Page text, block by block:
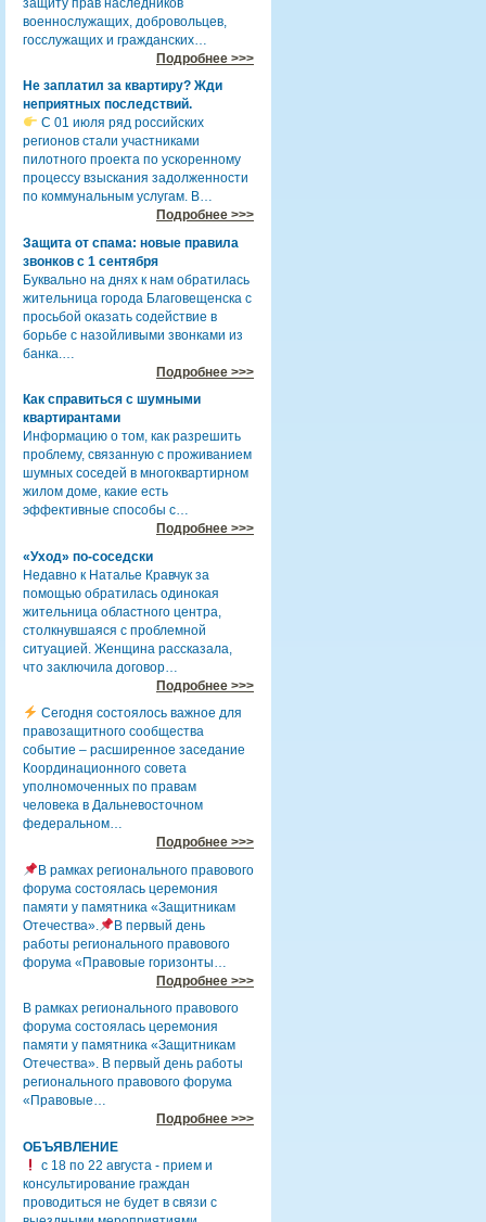
военнослужащих, добровольцев,
госслужащих и гражданских…
Подробнее >>>
Не заплатил за квартиру? Жди
неприятных последствий.
С 01 июля ряд российских
регионов стали участниками
пилотного проекта по ускоренному
процессу взыскания задолженности
по коммунальным услугам. В…
Подробнее >>>
Защита от спама: новые правила
звонков с 1 сентября
Буквально на днях к нам обратилась
жительница города Благовещенска с
просьбой оказать содействие в
борьбе с назойливыми звонками из
банка.…
Подробнее >>>
Как справиться с шумными
квартирантами
Информацию о том, как разрешить
проблему, связанную с проживанием
шумных соседей в многоквартирном
жилом доме, какие есть
эффективные способы с…
Подробнее >>>
«Уход» по-соседски
Недавно к Наталье Кравчук за
помощью обратилась одинокая
жительница областного центра,
столкнувшаяся с проблемной
ситуацией. Женщина рассказала,
что заключила договор…
Подробнее >>>
Сегодня состоялось важное для
правозащитного сообщества
событие – расширенное заседание
Координационного совета
уполномоченных по правам
человека в Дальневосточном
федеральном…
Подробнее >>>
В рамках регионального правового
форума состоялась церемония
памяти у памятника «Защитникам
Отечества».
В первый день
работы регионального правового
форума «Правовые горизонты…
Подробнее >>>
В рамках регионального правового
форума состоялась церемония
памяти у памятника «Защитникам
Отечества». В первый день работы
регионального правового форума
«Правовые…
Подробнее >>>
ОБЪЯВЛЕНИЕ
с 18 по 22 августа - прием и
консультирование граждан
проводиться не будет в связи с